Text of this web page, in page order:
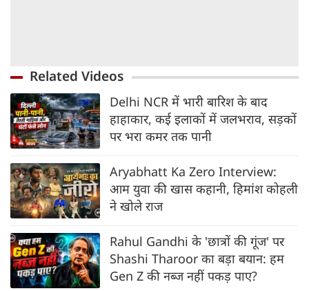
Related Videos
Delhi NCR में भारी बारिश के बाद
हाहाकार, कई इलाकों में जलभराव, सड़कों
पर भरा कमर तक पानी
Aryabhatt Ka Zero Interview:
आम युवा की खास कहानी, हिमांश कोहली
ने खोले राज
Rahul Gandhi के 'छात्रों की गूंज' पर
Shashi Tharoor का बड़ा बयान: हम
Gen Z की नब्ज नहीं पकड़ पाए?